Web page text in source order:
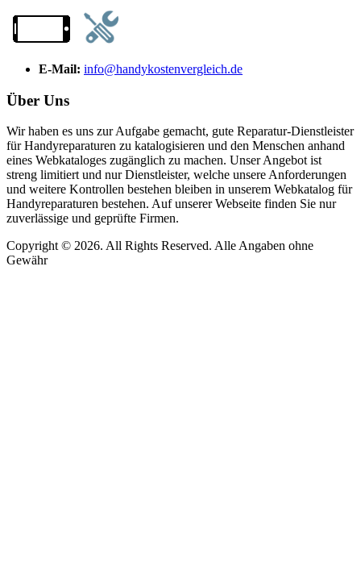
E-Mail: info@handykostenvergleich.de
Über Uns
Wir haben es uns zur Aufgabe gemacht, gute Reparatur-Dienstleister
für Handyreparaturen zu katalogisieren und den Menschen anhand
eines Webkataloges zugänglich zu machen. Unser Angebot ist
streng limitiert und nur Dienstleister, welche unsere Anforderungen
und weitere Kontrollen bestehen bleiben in unserem Webkatalog für
Handyreparaturen bestehen. Auf unserer Webseite finden Sie nur
zuverlässige und geprüfte Firmen.
Copyright © 2026. All Rights Reserved. Alle Angaben ohne
Gewähr